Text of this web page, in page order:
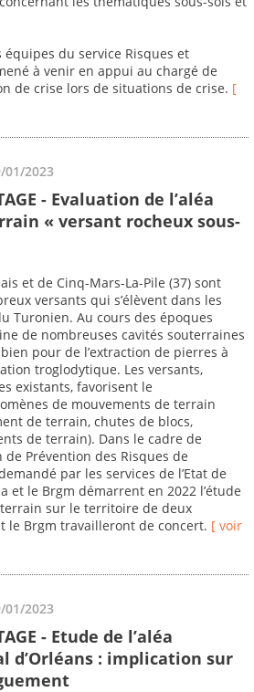
équipes du service Risques et
à venir en appui au chargé de
de crise lors de situations de crise. [
01/2023
- Evaluation de l’aléa
« versant rocheux sous-
et de Cinq-Mars-La-Pile (37) sont
versants qui s’élèvent dans les
Turonien. Au cours des époques
de nombreuses cavités souterraines
pour de l’extraction de pierres à
troglodytique. Les versants,
existants, favorisent le
de mouvements de terrain
de terrain, chutes de blocs,
de terrain). Dans le cadre de
de Prévention des Risques de
par les services de l’Etat de
et le Brgm démarrent en 2022 l’étude
sur le territoire de deux
le Brgm travailleront de concert. [ voir
01/2023
- Etude de l’aléa
d’Orléans : implication sur